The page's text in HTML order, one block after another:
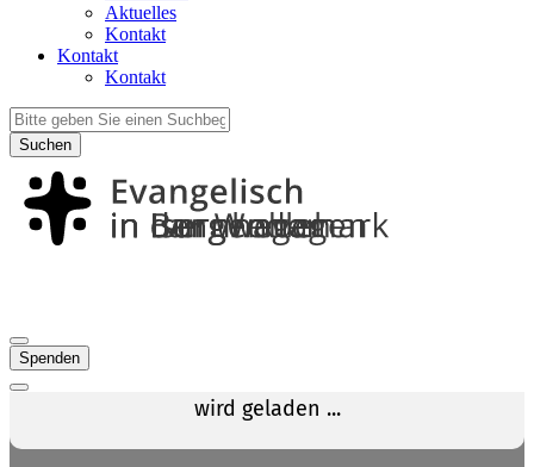
Aktuelles
Kontakt
Kontakt
Kontakt
Suchen
Spenden